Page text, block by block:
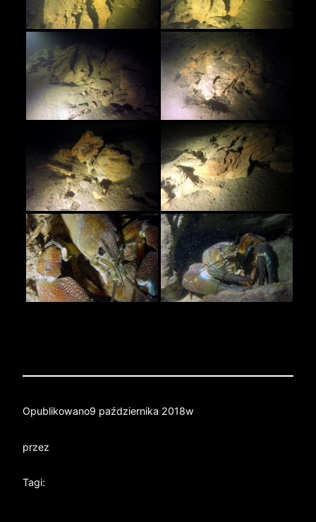
Opublikowano9 października 2018w
przez
Tagi: